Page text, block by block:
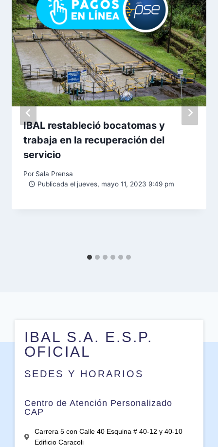
IBAL restableció bocatomas y
trabaja en la recuperación del
servicio
Por Sala Prensa
Publicada el jueves, mayo 11, 2023 9:49 pm
IBAL S.A. E.S.P.
OFICIAL
SEDES Y HORARIOS
Centro de Atención Personalizado
CAP
Carrera 5 con Calle 40 Esquina # 40-12 y 40-10
Edificio Caracoli